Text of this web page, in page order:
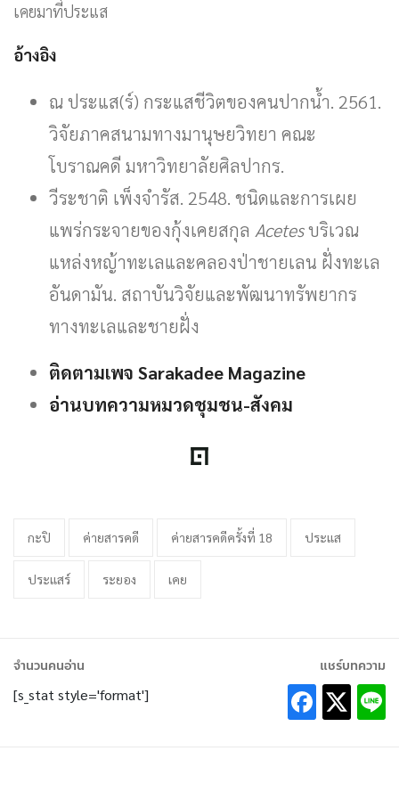
เคยมาที่ประแส
อ้างอิง
ณ ประแส(ร์) กระแสชีวิตของคนปากน้ำ. 2561.
วิจัยภาคสนามทางมานุษยวิทยา คณะ
โบราณคดี มหาวิทยาลัยศิลปากร.
วีระชาติ เพ็งจำรัส. 2548. ชนิดและการเผย
แพร่กระจายของกุ้งเคยสกุล Acetesบริเวณ
แหล่งหญ้าทะเลและคลองป่าชายเลน ฝั่งทะเล
อันดามัน. สถาบันวิจัยและพัฒนาทรัพยากร
ทางทะเลและชายฝั่ง
ติดตามเพจ Sarakadee Magazine
อ่านบทความหมวดชุมชน-สังคม
กะปิ ค่ายสารคดี ค่ายสารคดีครั้งที่ 18 ประแส
ประแสร์ ระยอง เคย
จำนวนคนอ่าน
[s_stat style='format']
แชร์บทความ